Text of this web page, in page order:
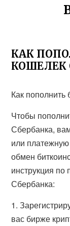
КАК
КОШЕЛЕК
Как пополнить
Чтобы
Сбербанка,
или
обмен
инструкция по
Сбербанка:
1.
вас бирже